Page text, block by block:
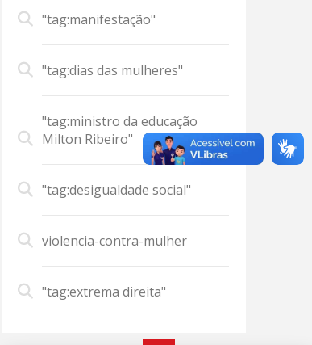
"tag:manifestação"
"tag:dias das mulheres"
"tag:ministro da educação
Milton Ribeiro"
"tag:desigualdade social"
violencia-contra-mulher
"tag:extrema direita"